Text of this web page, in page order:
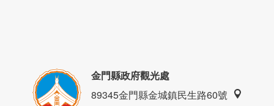
金門縣政府觀光處
89345金門縣金城鎮民生路60號